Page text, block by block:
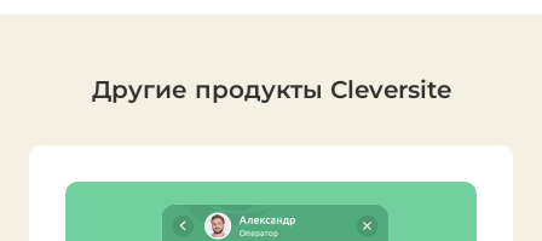
Другие продукты Cleversite